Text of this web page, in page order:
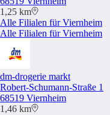
1,25 km
Alle Filialen für Viernheim
Alle Filialen für Viernheim
dm-drogerie markt
Robert-Schumann-Straße 1
68519 Viernheim
1,46 km